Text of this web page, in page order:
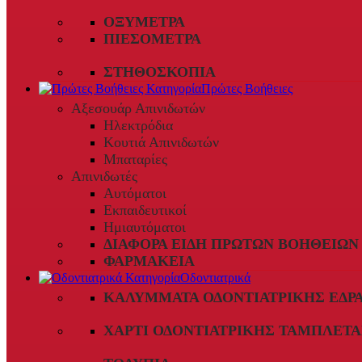
ΟΞΎΜΕΤΡΑ
ΠΙΕΣΌΜΕΤΡΑ
ΣΤΗΘΟΣΚΌΠΙΑ
Πρώτες Βοήθειες
Αξεσουάρ Απινιδωτών
Ηλεκτρόδια
Κουτιά Απινιδωτών
Μπαταρίες
Απινιδωτές
Αυτόματοι
Εκπαιδευτικοί
Ημιαυτόματοι
ΔΙΆΦΟΡΑ ΕΊΔΗ ΠΡΏΤΩΝ ΒΟΗΘΕΙΏΝ
ΦΑΡΜΑΚΕΊΑ
Οδοντιατρικά
ΚΑΛΎΜΜΑΤΑ ΟΔΟΝΤΙΑΤΡΙΚΉΣ
ΧΑΡΤΊ ΟΔΟΝΤΙΑΤΡΙΚΉΣ